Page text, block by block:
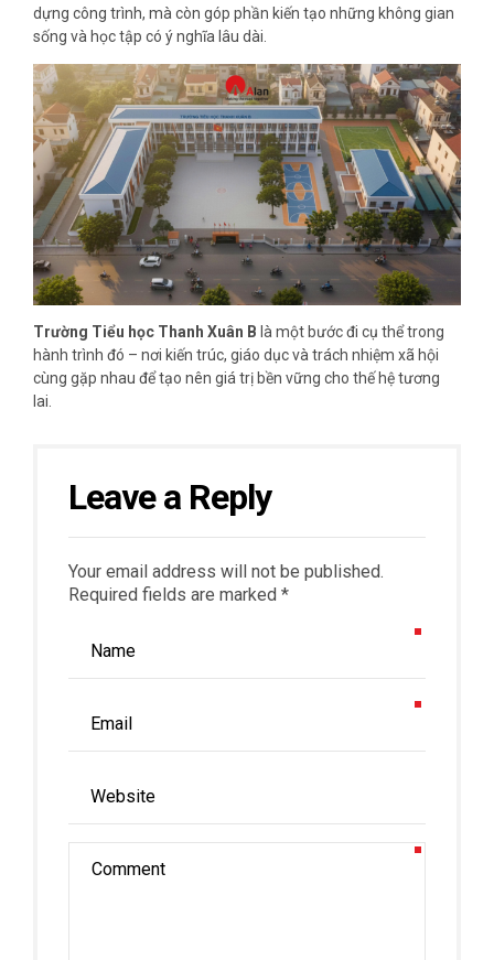
dựng công trình, mà còn góp phần kiến tạo những không gian
sống và học tập có ý nghĩa lâu dài.
Trường Tiểu học Thanh Xuân B là một bước đi cụ thể trong
hành trình đó – nơi kiến trúc, giáo dục và trách nhiệm xã hội
cùng gặp nhau để tạo nên giá trị bền vững cho thế hệ tương
lai.
Leave a Reply
Your email address will not be published.
Required fields are marked *